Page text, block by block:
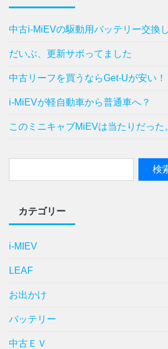
中古i-MiEVの駆動用バッテリー交換
だいぶ、更新サボってました
中古リーフを買うならGet-Uが安い！
i-MiEVが軽自動車から普通車へ？
このミニキャブMiEVは当たりだった
カテゴリー
i-MIEV
LEAF
お出かけ
バッテリー
中古ＥＶ